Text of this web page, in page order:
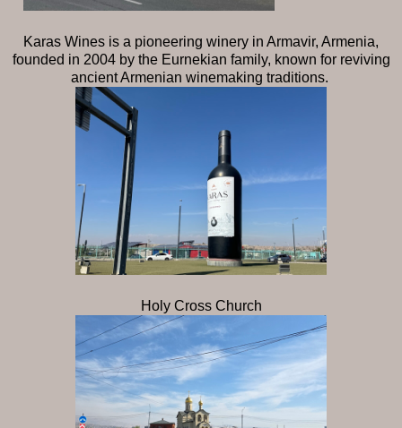
Karas Wines is a pioneering winery in Armavir, Armenia,
founded in 2004 by the Eurnekian family, known for reviving
ancient Armenian winemaking traditions.
Holy Cross Church